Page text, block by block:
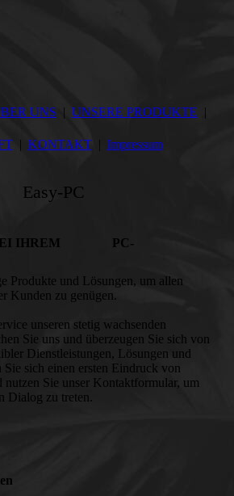
UNS UNSERE PRODUKTE
KONTAKT Impressum
Easy-PC
BEI IHREM PC-
Produkte und Lösungen, um allen
Kunden zu genügen.
unseren stetig wachsenden
Sie uns und überzeugen Sie sich von
Dienstleistungen, Lösungen und
Sie sich einen ersten Eindruck von
nutzen Sie unser Kontaktformular, um
Dialog zu treten.